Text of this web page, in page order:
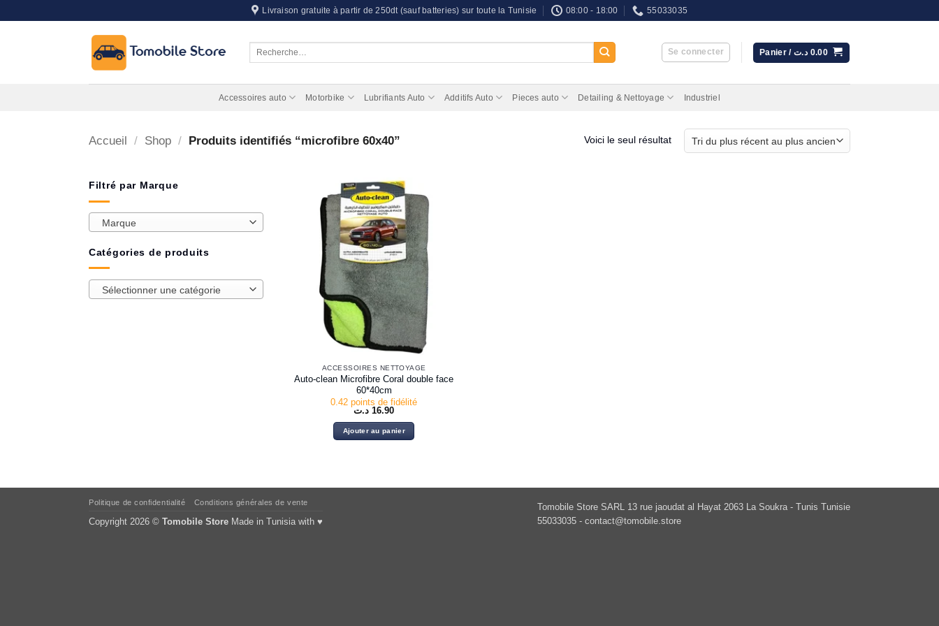
au
Livraison gratuite à partir de 250dt (sauf batteries) sur toute la Tunisie 08:00 - 18:00 55033035
Se connecter Panier / 0.00 د.ت
Accessoires auto Motorbike Lubrifiants Auto Additifs Auto Pieces auto Detailing & Nettoyage Industriel
Accueil / Shop / Produits identifiés “microfibre 60x40” Voici le seul résultat
Filtré par Marque
Marque
Catégories de produits
Sélectionner une catégorie
ACCESSOIRES NETTOYAGE
Auto-clean Microfibre Coral double face
60*40cm
0.42 points de fidélité
16.90 د.ت
Ajouter au panier
Tomobile Store SARL 13 rue jaoudat al Hayat 2063 La Soukra - Tunis Tunisie
55033035 - contact@tomobile.store
Politique de confidentialité Conditions générales de vente
Copyright 2026 © Tomobile Store Made in Tunisia with ♥